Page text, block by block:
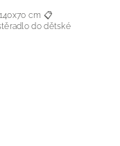
cm 📋